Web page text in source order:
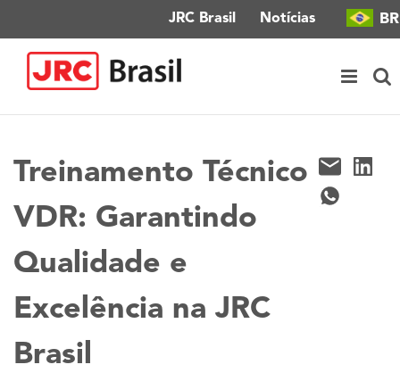
conteúdo
JRC Brasil Notícias BR
Treinamento Técnico
VDR: Garantindo
Qualidade e
Excelência na JRC
Brasil